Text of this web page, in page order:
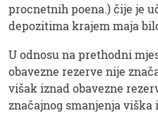
procnetnih poena.) čije je
depozitima krajem maja
U odnosu na prethodni
obavezne rezerve nije
višak iznad obavezne
značajnog smanjenja viška